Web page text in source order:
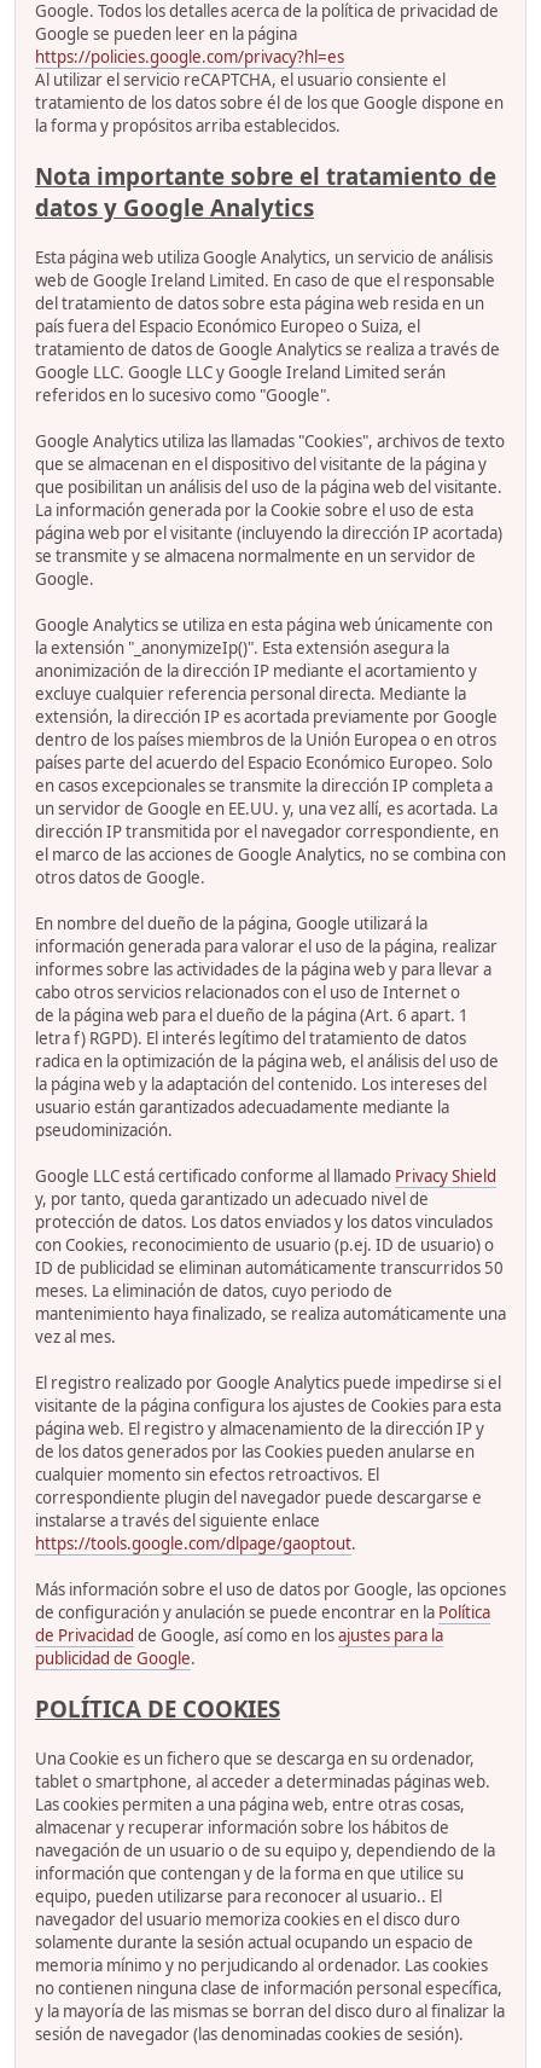
Google. Todos los detalles acerca de la política de privacidad de
Google se pueden leer en la página
https://policies.google.com/privacy?hl=es
Al utilizar el servicio reCAPTCHA, el usuario consiente el
tratamiento de los datos sobre él de los que Google dispone en
la forma y propósitos arriba establecidos.
Nota importante sobre el tratamiento de
datos y Google Analytics
Esta página web utiliza Google Analytics, un servicio de análisis
web de Google Ireland Limited. En caso de que el responsable
del tratamiento de datos sobre esta página web resida en un
país fuera del Espacio Económico Europeo o Suiza, el
tratamiento de datos de Google Analytics se realiza a través de
Google LLC. Google LLC y Google Ireland Limited serán
referidos en lo sucesivo como "Google".
Google Analytics utiliza las llamadas "Cookies", archivos de texto
que se almacenan en el dispositivo del visitante de la página y
que posibilitan un análisis del uso de la página web del visitante.
La información generada por la Cookie sobre el uso de esta
página web por el visitante (incluyendo la dirección IP acortada)
se transmite y se almacena normalmente en un servidor de
Google.
Google Analytics se utiliza en esta página web únicamente con
la extensión "_anonymizeIp()". Esta extensión asegura la
anonimización de la dirección IP mediante el acortamiento y
excluye cualquier referencia personal directa. Mediante la
extensión, la dirección IP es acortada previamente por Google
dentro de los países miembros de la Unión Europea o en otros
países parte del acuerdo del Espacio Económico Europeo. Solo
en casos excepcionales se transmite la dirección IP completa a
un servidor de Google en EE.UU. y, una vez allí, es acortada. La
dirección IP transmitida por el navegador correspondiente, en
el marco de las acciones de Google Analytics, no se combina con
otros datos de Google.
En nombre del dueño de la página, Google utilizará la
información generada para valorar el uso de la página, realizar
informes sobre las actividades de la página web y para llevar a
cabo otros servicios relacionados con el uso de Internet o
de la página web para el dueño de la página (Art. 6 apart. 1
letra f) RGPD). El interés legítimo del tratamiento de datos
radica en la optimización de la página web, el análisis del uso de
la página web y la adaptación del contenido. Los intereses del
usuario están garantizados adecuadamente mediante la
pseudominización.
Google LLC está certificado conforme al llamado Privacy Shield
y, por tanto, queda garantizado un adecuado nivel de
protección de datos. Los datos enviados y los datos vinculados
con Cookies, reconocimiento de usuario (p.ej. ID de usuario) o
ID de publicidad se eliminan automáticamente transcurridos 50
meses. La eliminación de datos, cuyo periodo de
mantenimiento haya finalizado, se realiza automáticamente una
vez al mes.
El registro realizado por Google Analytics puede impedirse si el
visitante de la página configura los ajustes de Cookies para esta
página web. El registro y almacenamiento de la dirección IP y
de los datos generados por las Cookies pueden anularse en
cualquier momento sin efectos retroactivos. El
correspondiente plugin del navegador puede descargarse e
instalarse a través del siguiente enlace
https://tools.google.com/dlpage/gaoptout.
Más información sobre el uso de datos por Google, las opciones
de configuración y anulación se puede encontrar en la Política
de Privacidad de Google, así como en losajustes para la
publicidad de Google.
POLÍTICA DE COOKIES
Una Cookie es un fichero que se descarga en su ordenador,
tablet o smartphone, al acceder a determinadas páginas web.
Las cookies permiten a una página web, entre otras cosas,
almacenar y recuperar información sobre los hábitos de
navegación de un usuario o de su equipo y, dependiendo de la
información que contengan y de la forma en que utilice su
equipo, pueden utilizarse para reconocer al usuario.. El
navegador del usuario memoriza cookies en el disco duro
solamente durante la sesión actual ocupando un espacio de
memoria mínimo y no perjudicando al ordenador. Las cookies
no contienen ninguna clase de información personal específica,
y la mayoría de las mismas se borran del disco duro al finalizar la
sesión de navegador (las denominadas cookies de sesión).